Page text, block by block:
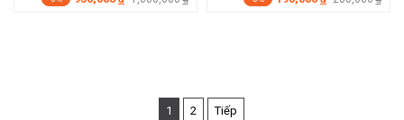
1 2 Tiếp